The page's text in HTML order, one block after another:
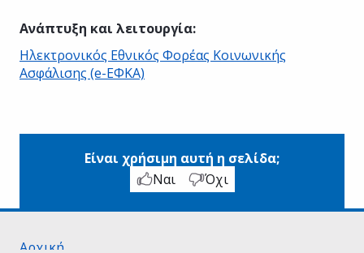
Ανάπτυξη και λειτουργία:
Ηλεκτρονικός Εθνικός Φορέας Κοινωνικής
Ασφάλισης (e-ΕΦΚΑ)
Είναι χρήσιμη αυτή η σελίδα;
Ναι
Όχι
Αρχική